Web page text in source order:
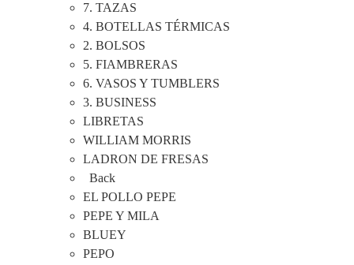
7. TAZAS
4. BOTELLAS TÉRMICAS
2. BOLSOS
5. FIAMBRERAS
6. VASOS Y TUMBLERS
3. BUSINESS
LIBRETAS
WILLIAM MORRIS
LADRON DE FRESAS
Back
EL POLLO PEPE
PEPE Y MILA
BLUEY
PEPO